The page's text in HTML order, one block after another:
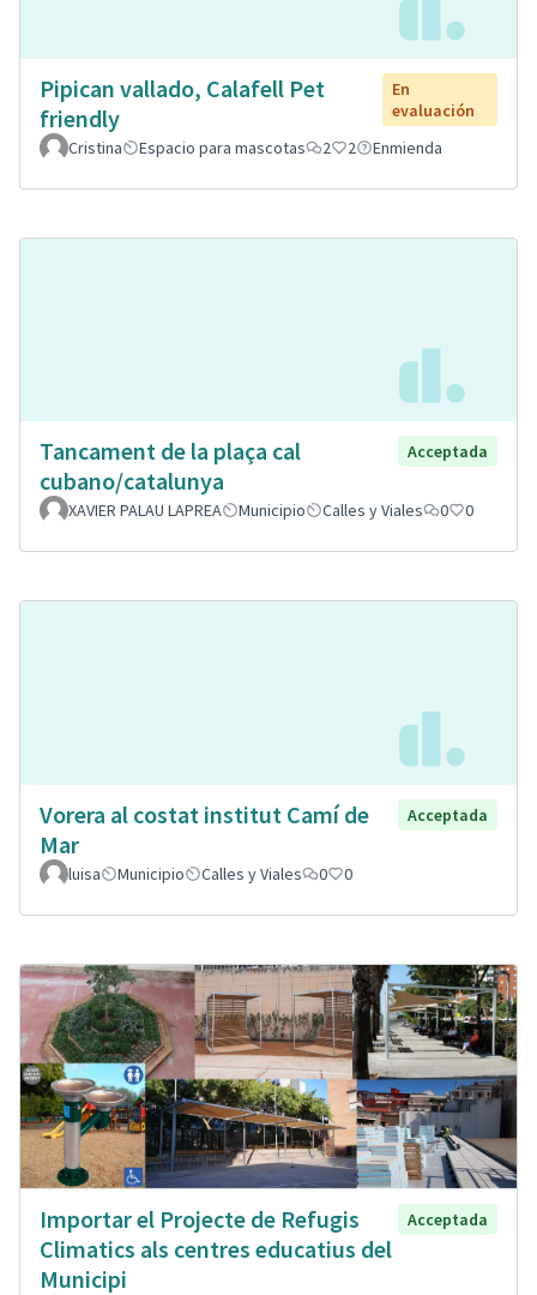
Pipican vallado, Calafell Pet
friendly
En
evaluación
Cristina
Espacio para mascotas 2 2 Enmienda
Tancament de la plaça cal
cubano/catalunya
Acceptada
XAVIER PALAU LAPREA Municipio Calles y Viales 0 0
Vorera al costat institut Camí de
Mar
Acceptada
luisa Municipio Calles y Viales 0 0
Importar el Projecte de Refugis
Climatics als centres educatius del
Municipi
Acceptada